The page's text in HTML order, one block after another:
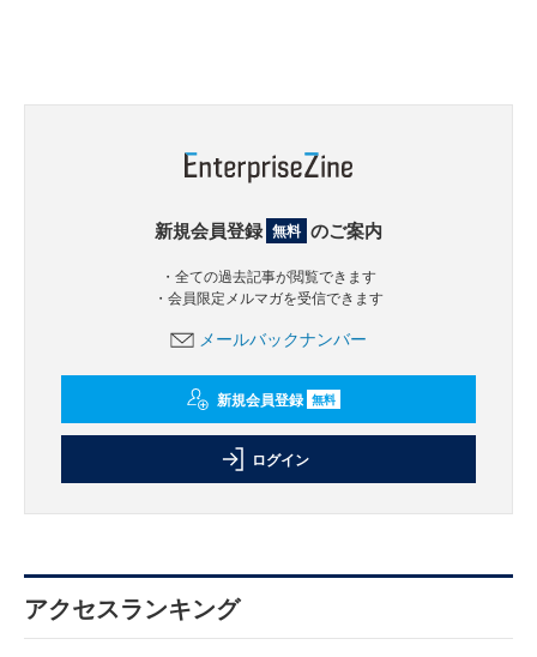
新規会員登録 無料 のご案内
・全ての過去記事が閲覧できます
・会員限定メルマガを受信できます
メールバックナンバー
新規会員登録 無料
ログイン
アクセスランキング